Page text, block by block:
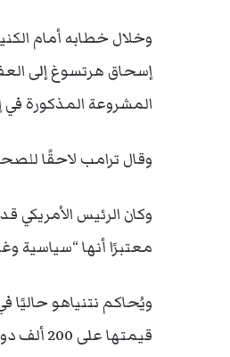
وخلال خطابه أمام
إسحاق هرتسوغ إلى
المشروعة المذكورة في
وقال ترامب لاحقًا
وكان الرئيس الأمريكي
معتبرًا أنها “سياسية
ويُحاكم نتنياهو حاليًا
قيمتها